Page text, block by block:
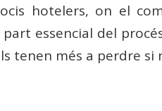
hotelers, on el
essencial del
tenen més a perdre